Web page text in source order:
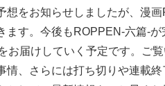
想をお知らせしましたが、漫
ます。今後もROPPEN-六篇-
お届けしていく予定です。ご
情、さらには打ち切りや連載